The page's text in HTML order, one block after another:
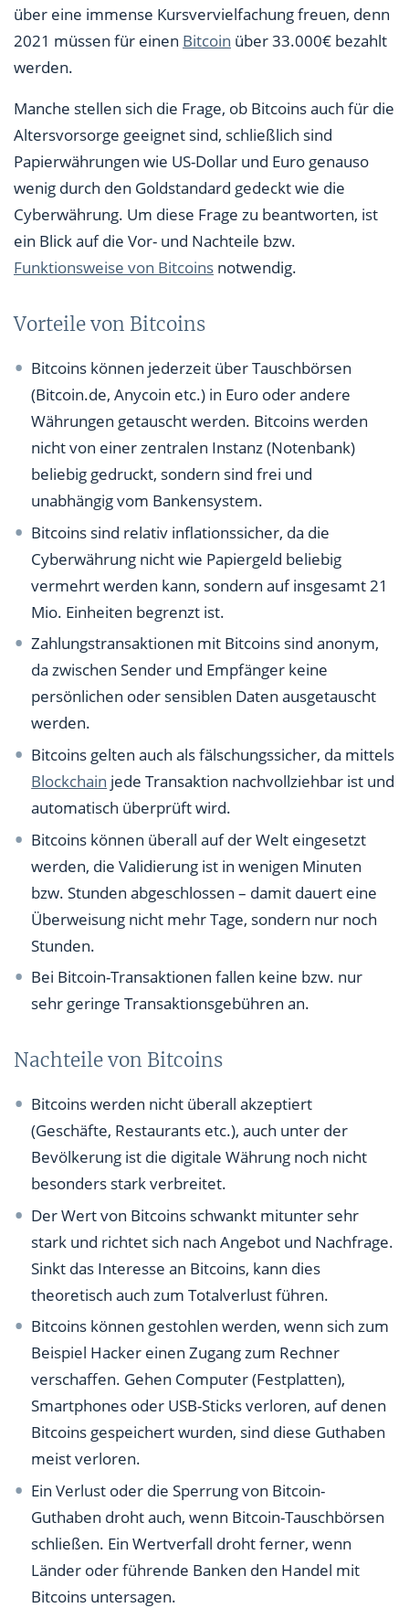
über eine immense Kursvervielfachung freuen, denn
2021 müssen für einen Bitcoin über 33.000€ bezahlt
werden.
Manche stellen sich die Frage, ob Bitcoins auch für die
Altersvorsorge geeignet sind, schließlich sind
Papierwährungen wie US-Dollar und Euro genauso
wenig durch den Goldstandard gedeckt wie die
Cyberwährung. Um diese Frage zu beantworten, ist
ein Blick auf die Vor- und Nachteile bzw.
Funktionsweise von Bitcoins notwendig.
Vorteile von Bitcoins
Bitcoins können jederzeit über Tauschbörsen
(Bitcoin.de, Anycoin etc.) in Euro oder andere
Währungen getauscht werden. Bitcoins werden
nicht von einer zentralen Instanz (Notenbank)
beliebig gedruckt, sondern sind frei und
unabhängig vom Bankensystem.
Bitcoins sind relativ inflationssicher, da die
Cyberwährung nicht wie Papiergeld beliebig
vermehrt werden kann, sondern auf insgesamt 21
Mio. Einheiten begrenzt ist.
Zahlungstransaktionen mit Bitcoins sind anonym,
da zwischen Sender und Empfänger keine
persönlichen oder sensiblen Daten ausgetauscht
werden.
Bitcoins gelten auch als fälschungssicher, da mittels
Blockchain jede Transaktion nachvollziehbar ist und
automatisch überprüft wird.
Bitcoins können überall auf der Welt eingesetzt
werden, die Validierung ist in wenigen Minuten
bzw. Stunden abgeschlossen – damit dauert eine
Überweisung nicht mehr Tage, sondern nur noch
Stunden.
Bei Bitcoin-Transaktionen fallen keine bzw. nur
sehr geringe Transaktionsgebühren an.
Nachteile von Bitcoins
Bitcoins werden nicht überall akzeptiert
(Geschäfte, Restaurants etc.), auch unter der
Bevölkerung ist die digitale Währung noch nicht
besonders stark verbreitet.
Der Wert von Bitcoins schwankt mitunter sehr
stark und richtet sich nach Angebot und Nachfrage.
Sinkt das Interesse an Bitcoins, kann dies
theoretisch auch zum Totalverlust führen.
Bitcoins können gestohlen werden, wenn sich zum
Beispiel Hacker einen Zugang zum Rechner
verschaffen. Gehen Computer (Festplatten),
Smartphones oder USB-Sticks verloren, auf denen
Bitcoins gespeichert wurden, sind diese Guthaben
meist verloren.
Ein Verlust oder die Sperrung von Bitcoin-
Guthaben droht auch, wenn Bitcoin-Tauschbörsen
schließen. Ein Wertverfall droht ferner, wenn
Länder oder führende Banken den Handel mit
Bitcoins untersagen.